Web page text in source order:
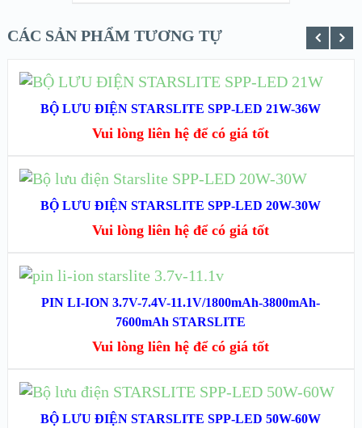
CÁC SẢN PHẨM TƯƠNG TỰ
XEM NHANH
XEM CHI TIẾT
ĐỌC TIẾP
BỘ LƯU ĐIỆN STARSLITE SPP-LED 21W-36W
Vui lòng liên hệ để có giá tốt
XEM NHANH
XEM CHI TIẾT
ĐỌC TIẾP
BỘ LƯU ĐIỆN STARSLITE SPP-LED 20W-30W
Vui lòng liên hệ để có giá tốt
XEM NHANH
ĐỌC TIẾP
PIN LI-ION 3.7V-7.4V-11.1V/1800mAh-3800mAh-
7600mAh STARSLITE
Vui lòng liên hệ để có giá tốt
ĐỌC TIẾP
BỘ LƯU ĐIỆN STARSLITE SPP-LED 50W-60W